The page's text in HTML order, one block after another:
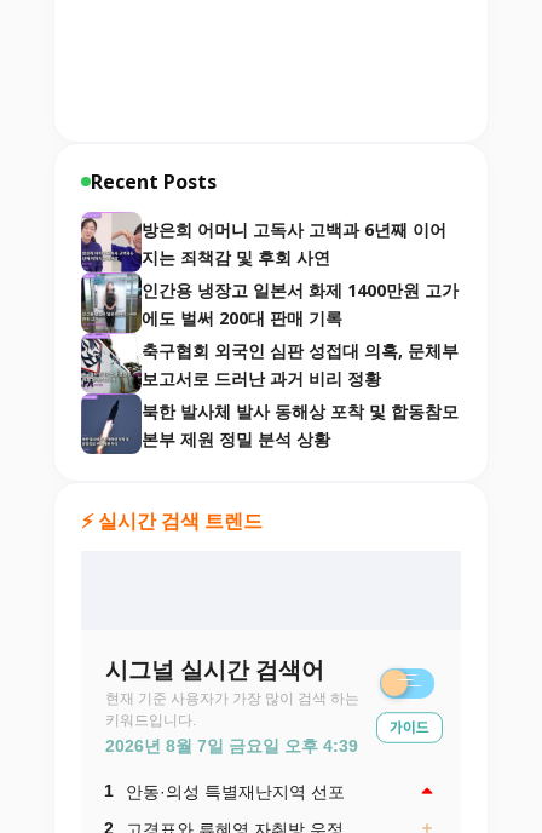
Recent Posts
방은희 어머니 고독사 고백과 6년째 이어
지는 죄책감 및 후회 사연
인간용 냉장고 일본서 화제 1400만원 고가
에도 벌써 200대 판매 기록
축구협회 외국인 심판 성접대 의혹, 문체부
보고서로 드러난 과거 비리 정황
북한 발사체 발사 동해상 포착 및 합동참모
본부 제원 정밀 분석 상황
⚡ 실시간 검색 트렌드